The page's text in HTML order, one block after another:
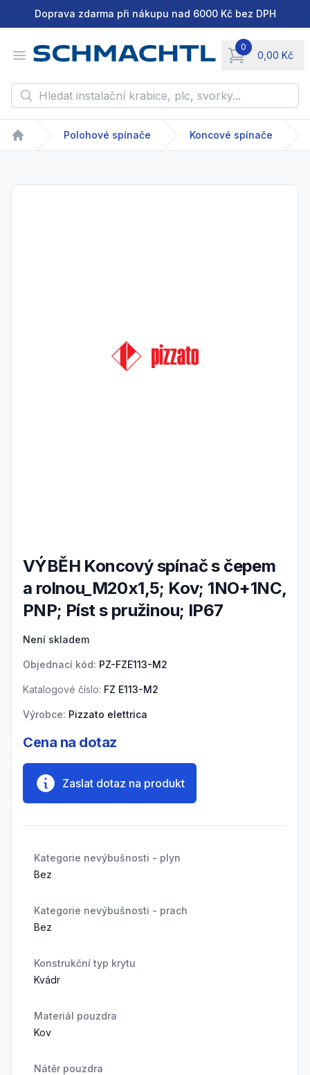
Doprava zdarma při nákupu nad 6000 Kč bez DPH
Open menu
0
0,00 Kč
items in cart,
Hledat instalační krabice, plc, svorky...
Home
Polohové spínače Koncové spínače
VÝBĚH Koncový spínač s čepem
a rolnou_M20x1,5; Kov; 1NO+1NC,
PNP; Píst s pružinou; IP67
Není skladem
Objednací kód: PZ-FZE113-M2
Katalogové číslo: FZ E113-M2
Výrobce: Pizzato elettrica
Cena na dotaz
Zaslat dotaz na produkt
Kategorie nevýbušnosti - plyn
Bez
Kategorie nevýbušnosti - prach
Bez
Konstrukční typ krytu
Kvádr
Materiál pouzdra
Kov
Nátěr pouzdra